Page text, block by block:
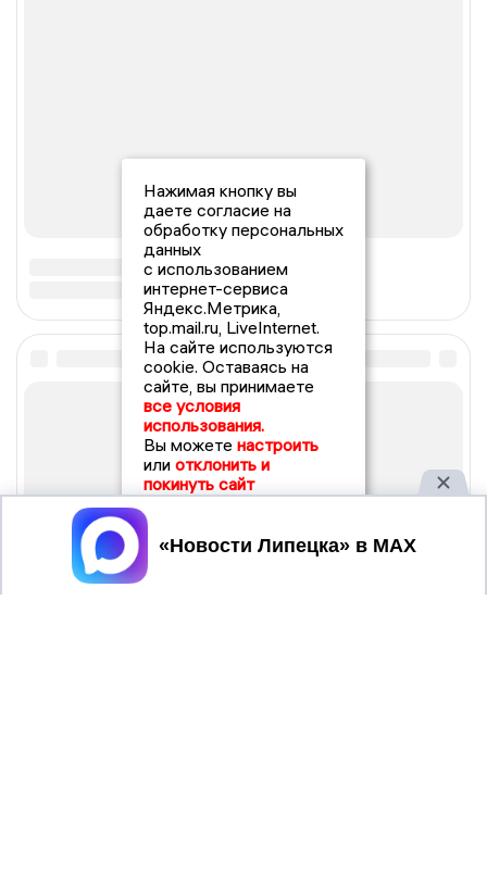
Нажимая кнопку вы
даете согласие на
обработку персональных
данных
с использованием
интернет-сервиса
Яндекс.Метрика,
top.mail.ru, LiveInternet.
На сайте используются
cookie. Оставаясь на
сайте, вы принимаете
все условия
использования.
Вы можете настроить
или отклонить и
покинуть сайт
Принять